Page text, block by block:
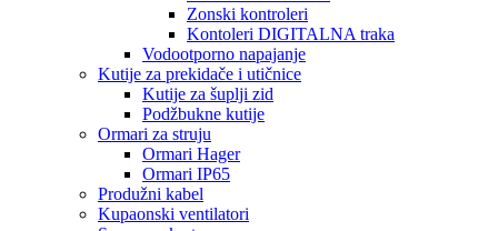
Zonski kontroleri
Kontoleri DIGITALNA traka
Vodootporno napajanje
Kutije za prekidače i utičnice
Kutije za šuplji zid
Podžbukne kutije
Ormari za struju
Ormari Hager
Ormari IP65
Produžni kabel
Kupaonski ventilatori